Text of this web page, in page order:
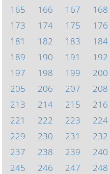
165
166 167 168
173
174 175 176
181
182 183 184
189
190 191 192
197
198 199 200
205
206 207 208
213
214 215 216
221
222 223 224
229
230 231 232
237
238 239 240
245
246 247 248